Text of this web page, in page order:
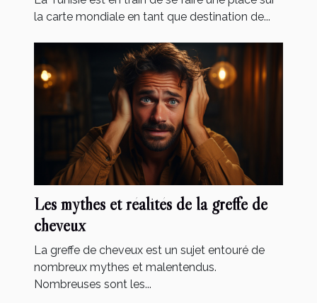
la carte mondiale en tant que destination de...
Les mythes et réalités de la greffe de
cheveux
La greffe de cheveux est un sujet entouré de
nombreux mythes et malentendus.
Nombreuses sont les...